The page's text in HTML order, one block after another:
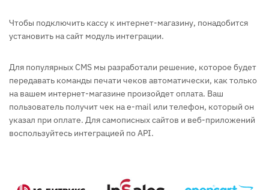
Чтобы подключить кассу к интернет-магазину, понадобится
установить на сайт модуль интеграции.
Для популярных CMS мы разработали решение, которое будет
передавать команды печати чеков автоматически, как только
на вашем интернет-магазине произойдет оплата. Ваш
пользователь получит чек на e-mail или телефон, который он
указал при оплате. Для самописных сайтов и веб-приложений
воспользуйтесь интеграцией по API.